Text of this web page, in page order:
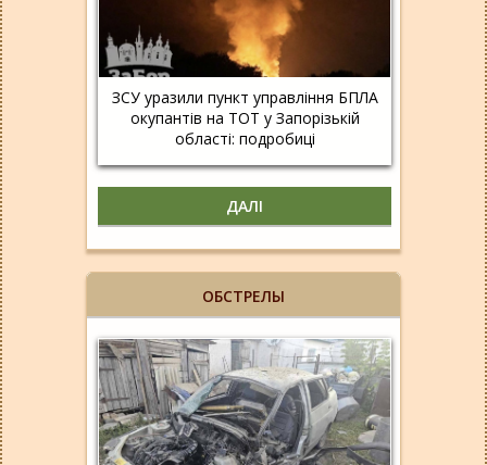
ЗСУ уразили пункт управління БПЛА
окупантів на ТОТ у Запорізькій
області: подробиці
ДАЛІ
ОБСТРЕЛЫ